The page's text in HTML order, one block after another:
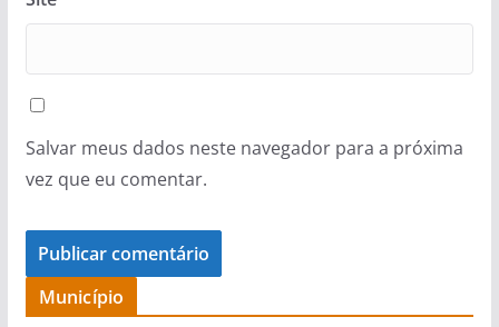
Salvar meus dados neste navegador para a próxima
vez que eu comentar.
Município